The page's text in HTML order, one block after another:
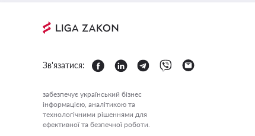
Зв'язатися:
забезпечує український бізнес
інформацією, аналітикою та
технологічними рішеннями для
ефективної та безпечної роботи.